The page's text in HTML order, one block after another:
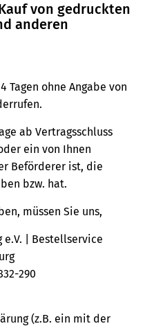
von gedruckten
anderen
Tagen ohne Angabe von
ab Vertragsschluss
ein von Ihnen
Beförderer ist, die
bzw. hat.
müssen Sie uns,
| Bestellservice
290
(z.B. ein mit der